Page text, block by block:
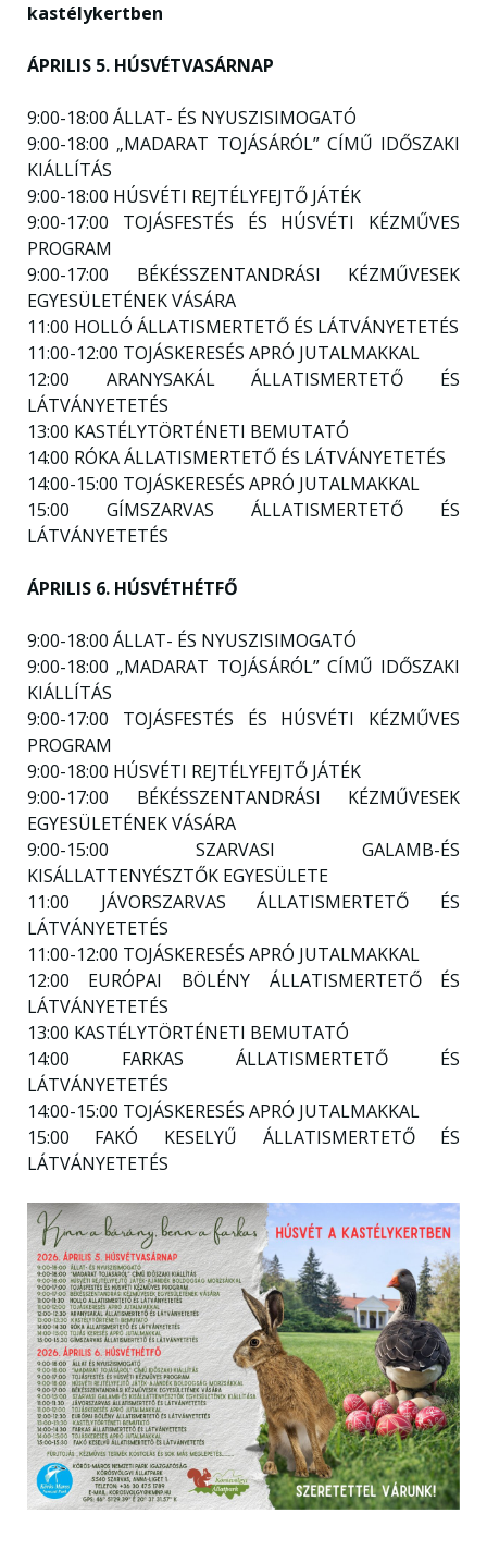
kastélykertben
ÁPRILIS 5. HÚSVÉTVASÁRNAP
9:00-18:00 ÁLLAT- ÉS NYUSZISIMOGATÓ
9:00-18:00 „MADARAT TOJÁSÁRÓL” CÍMŰ IDŐSZAKI
KIÁLLÍTÁS
9:00-18:00 HÚSVÉTI REJTÉLYFEJTŐ JÁTÉK
9:00-17:00 TOJÁSFESTÉS ÉS HÚSVÉTI KÉZMŰVES
PROGRAM
9:00-17:00 BÉKÉSSZENTANDRÁSI KÉZMŰVESEK
EGYESÜLETÉNEK VÁSÁRA
11:00 HOLLÓ ÁLLATISMERTETŐ ÉS LÁTVÁNYETETÉS
11:00-12:00 TOJÁSKERESÉS APRÓ JUTALMAKKAL
12:00 ARANYSAKÁL ÁLLATISMERTETŐ ÉS
LÁTVÁNYETETÉS
13:00 KASTÉLYTÖRTÉNETI BEMUTATÓ
14:00 RÓKA ÁLLATISMERTETŐ ÉS LÁTVÁNYETETÉS
14:00-15:00 TOJÁSKERESÉS APRÓ JUTALMAKKAL
15:00 GÍMSZARVAS ÁLLATISMERTETŐ ÉS
LÁTVÁNYETETÉS
ÁPRILIS 6. HÚSVÉTHÉTFŐ
9:00-18:00 ÁLLAT- ÉS NYUSZISIMOGATÓ
9:00-18:00 „MADARAT TOJÁSÁRÓL” CÍMŰ IDŐSZAKI
KIÁLLÍTÁS
9:00-17:00 TOJÁSFESTÉS ÉS HÚSVÉTI KÉZMŰVES
PROGRAM
9:00-18:00 HÚSVÉTI REJTÉLYFEJTŐ JÁTÉK
9:00-17:00 BÉKÉSSZENTANDRÁSI KÉZMŰVESEK
EGYESÜLETÉNEK VÁSÁRA
9:00-15:00 SZARVASI GALAMB-ÉS
KISÁLLATTENYÉSZTŐK EGYESÜLETE
11:00 JÁVORSZARVAS ÁLLATISMERTETŐ ÉS
LÁTVÁNYETETÉS
11:00-12:00 TOJÁSKERESÉS APRÓ JUTALMAKKAL
12:00 EURÓPAI BÖLÉNY ÁLLATISMERTETŐ ÉS
LÁTVÁNYETETÉS
13:00 KASTÉLYTÖRTÉNETI BEMUTATÓ
14:00 FARKAS ÁLLATISMERTETŐ ÉS
LÁTVÁNYETETÉS
14:00-15:00 TOJÁSKERESÉS APRÓ JUTALMAKKAL
15:00 FAKÓ KESELYŰ ÁLLATISMERTETŐ ÉS
LÁTVÁNYETETÉS